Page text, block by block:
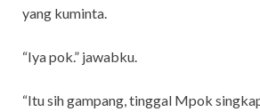
yang kuminta.
“Iya pok.” jawabku.
“Itu sih gampang, tinggal Mpok